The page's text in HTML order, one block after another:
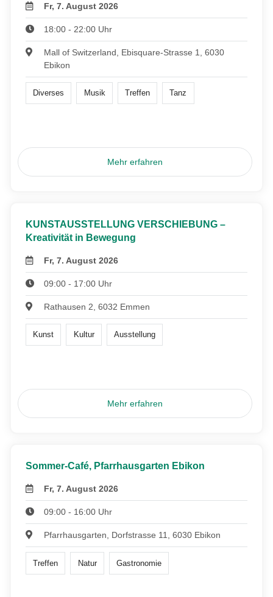
Fr, 7. August 2026
18:00 - 22:00 Uhr
Mall of Switzerland, Ebisquare-Strasse 1, 6030
Ebikon
Diverses Musik Treffen Tanz
Mehr erfahren
KUNSTAUSSTELLUNG VERSCHIEBUNG –
Kreativität in Bewegung
Fr, 7. August 2026
09:00 - 17:00 Uhr
Rathausen 2, 6032 Emmen
Kunst Kultur Ausstellung
Mehr erfahren
Sommer-Café, Pfarrhausgarten Ebikon
Fr, 7. August 2026
09:00 - 16:00 Uhr
Pfarrhausgarten, Dorfstrasse 11, 6030 Ebikon
Treffen Natur Gastronomie